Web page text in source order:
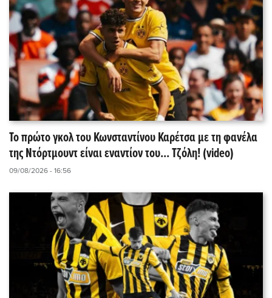
Το πρώτο γκολ του Κωνσταντίνου Καρέτσα με τη φανέλα
της Ντόρτμουντ είναι εναντίον του... Τζόλη! (video)
09/08/2026 - 16:56